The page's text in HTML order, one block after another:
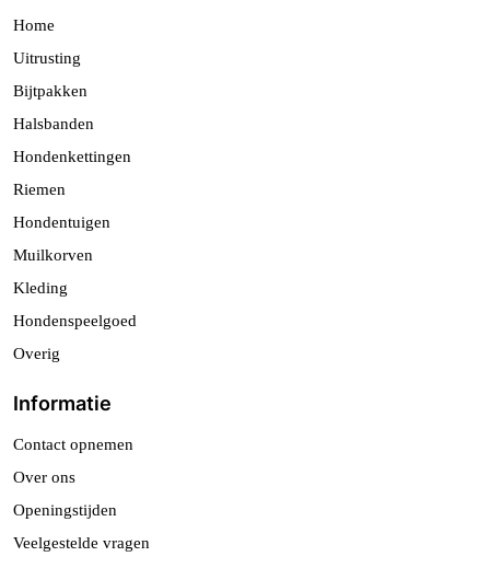
Home
Uitrusting
Bijtpakken
Halsbanden
Hondenkettingen
Riemen
Hondentuigen
Muilkorven
Kleding
Hondenspeelgoed
Overig
Informatie
Contact opnemen
Over ons
Openingstijden
Veelgestelde vragen